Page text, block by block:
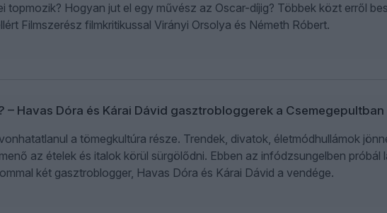
topmozik? Hogyan jut el egy művész az Oscar-díjig? Többek közt erről
Filmszerész filmkritikussal Virányi Orsolya és Németh Róbert.
– Havas Dóra és Kárai Dávid gasztrobloggerek a Csemegepultban
a tömegkultúra része. Trendek, divatok, életmódhullámok
az ételek és italok körül sürgölődni. Ebben az infódzsungelben próbál
két gasztroblogger, Havas Dóra és Kárai Dávid a vendége.